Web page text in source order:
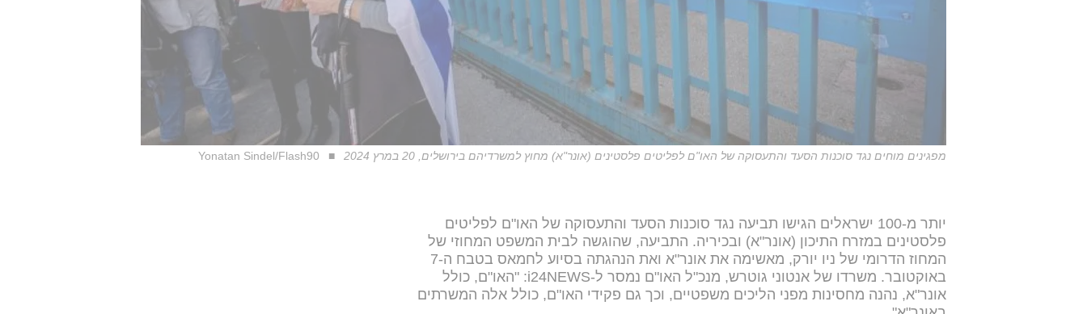
מפגינים מוחים נגד סוכנות הסעד והתעסוקה של האו"ם לפליטים פלסטינים (אונר"א) מחוץ למשרדיהם בירושלים, 20 במרץ 2024 Yonatan Sindel/Flash90
יותר מ-100 ישראלים הגישו תביעה נגד סוכנות הסעד והתעסוקה של האו"ם לפליטים
פלסטינים במזרח התיכון (אונר"א) ובכיריה. התביעה, שהוגשה לבית המשפט המחוזי של
המחוז הדרומי של ניו יורק, מאשימה את אונר"א ואת הנהגתה בסיוע לחמאס בטבח ה-7
באוקטובר. משרדו של אנטוני גוטרש, מנכ"ל האו"ם נמסר ל-i24NEWS: "האו"ם, כולל
אונר"א, נהנה מחסינות מפני הליכים משפטיים, וכך גם פקידי האו"ם, כולל אלה המשרתים